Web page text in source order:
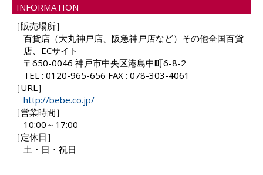
INFORMATION
［販売場所］
百貨店（大丸神戸店、阪急神戸店など）その他全国百貨
店、ECサイト
〒650-0046 神戸市中央区港島中町6-8-2
TEL : 0120-965-656 FAX : 078-303-4061
［URL］
http://bebe.co.jp/
［営業時間］
10:00～17:00
［定休日］
土・日・祝日